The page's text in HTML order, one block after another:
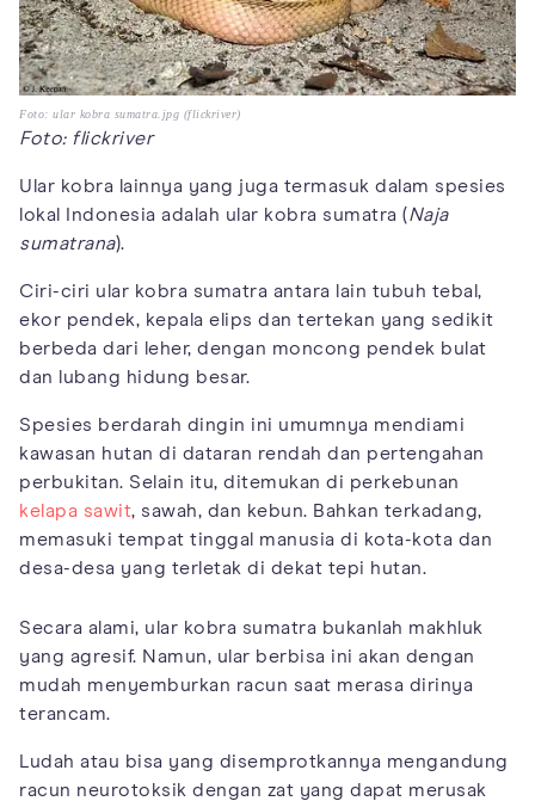
Foto: ular kobra sumatra.jpg (flickriver)
Foto: flickriver
Ular kobra lainnya yang juga termasuk dalam spesies
lokal Indonesia adalah ular kobra sumatra (Naja
sumatrana).
Ciri-ciri ular kobra sumatra antara lain tubuh tebal,
ekor pendek, kepala elips dan tertekan yang sedikit
berbeda dari leher, dengan moncong pendek bulat
dan lubang hidung besar.
Spesies berdarah dingin ini umumnya mendiami
kawasan hutan di dataran rendah dan pertengahan
perbukitan. Selain itu, ditemukan di perkebunan
kelapa sawit, sawah, dan kebun. Bahkan terkadang,
memasuki tempat tinggal manusia di kota-kota dan
desa-desa yang terletak di dekat tepi hutan.
Secara alami, ular kobra sumatra bukanlah makhluk
yang agresif. Namun, ular berbisa ini akan dengan
mudah menyemburkan racun saat merasa dirinya
terancam.
Ludah atau bisa yang disemprotkannya mengandung
racun neurotoksik dengan zat yang dapat merusak